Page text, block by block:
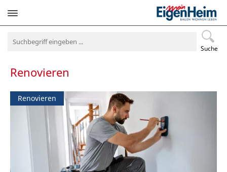
Suche
Navigation
Renovieren
Renovieren